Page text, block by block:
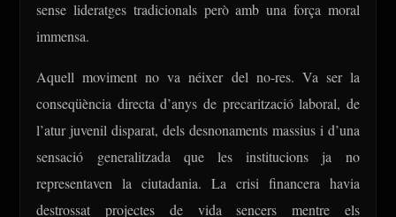
sense lideratges tradicionals però amb una força moral
immensa.
Aquell moviment no va néixer del no-res. Va ser la
conseqüència directa d’anys de precarització laboral, de
l’atur juvenil disparat, dels desnonaments massius i d’una
sensació generalitzada que les institucions ja no
representaven la ciutadania. La crisi financera havia
destrossat projectes de vida sencers mentre els